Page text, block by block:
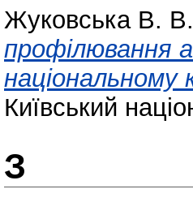
Жуковська В. В.
профілювання
національному
Київський
З